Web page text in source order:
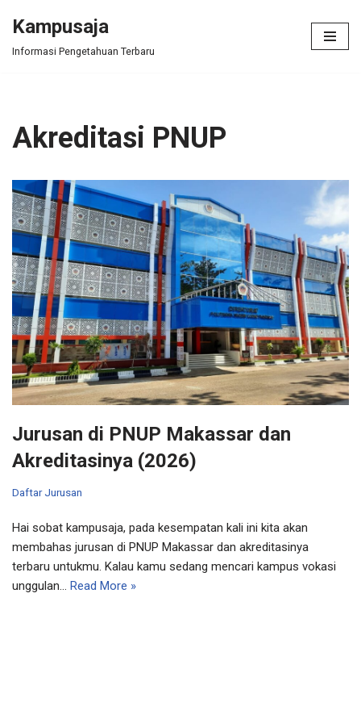
Skip
Kampusaja
Informasi Pengetahuan Terbaru
Akreditasi PNUP
Jurusan di PNUP Makassar dan
Akreditasinya (2026)
Daftar Jurusan
Hai sobat kampusaja, pada kesempatan kali ini kita akan
membahas jurusan di PNUP Makassar dan akreditasinya
terbaru untukmu. Kalau kamu sedang mencari kampus vokasi
unggulan… Read More »